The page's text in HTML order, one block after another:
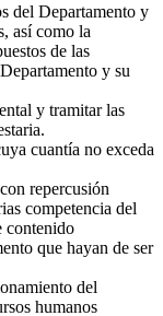
del Departamento y
así como la
de las
y su
y tramitar las
cuantía no exceda
repercusión
competencia del
contenido
que hayan de ser
del
humanos